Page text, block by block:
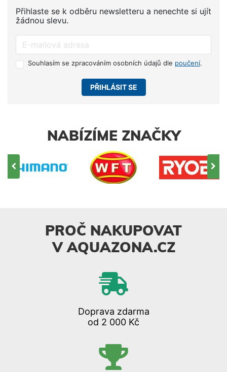
Přihlaste se k odběru newsletteru a nenechte si ujít
žádnou slevu.
Souhlasím se zpracováním osobních údajů dle poučení.
PŘIHLÁSIT SE
NABÍZÍME ZNAČKY
PROČ NAKUPOVAT
V AQUAZONA.CZ
Doprava zdarma
od 2 000 Kč